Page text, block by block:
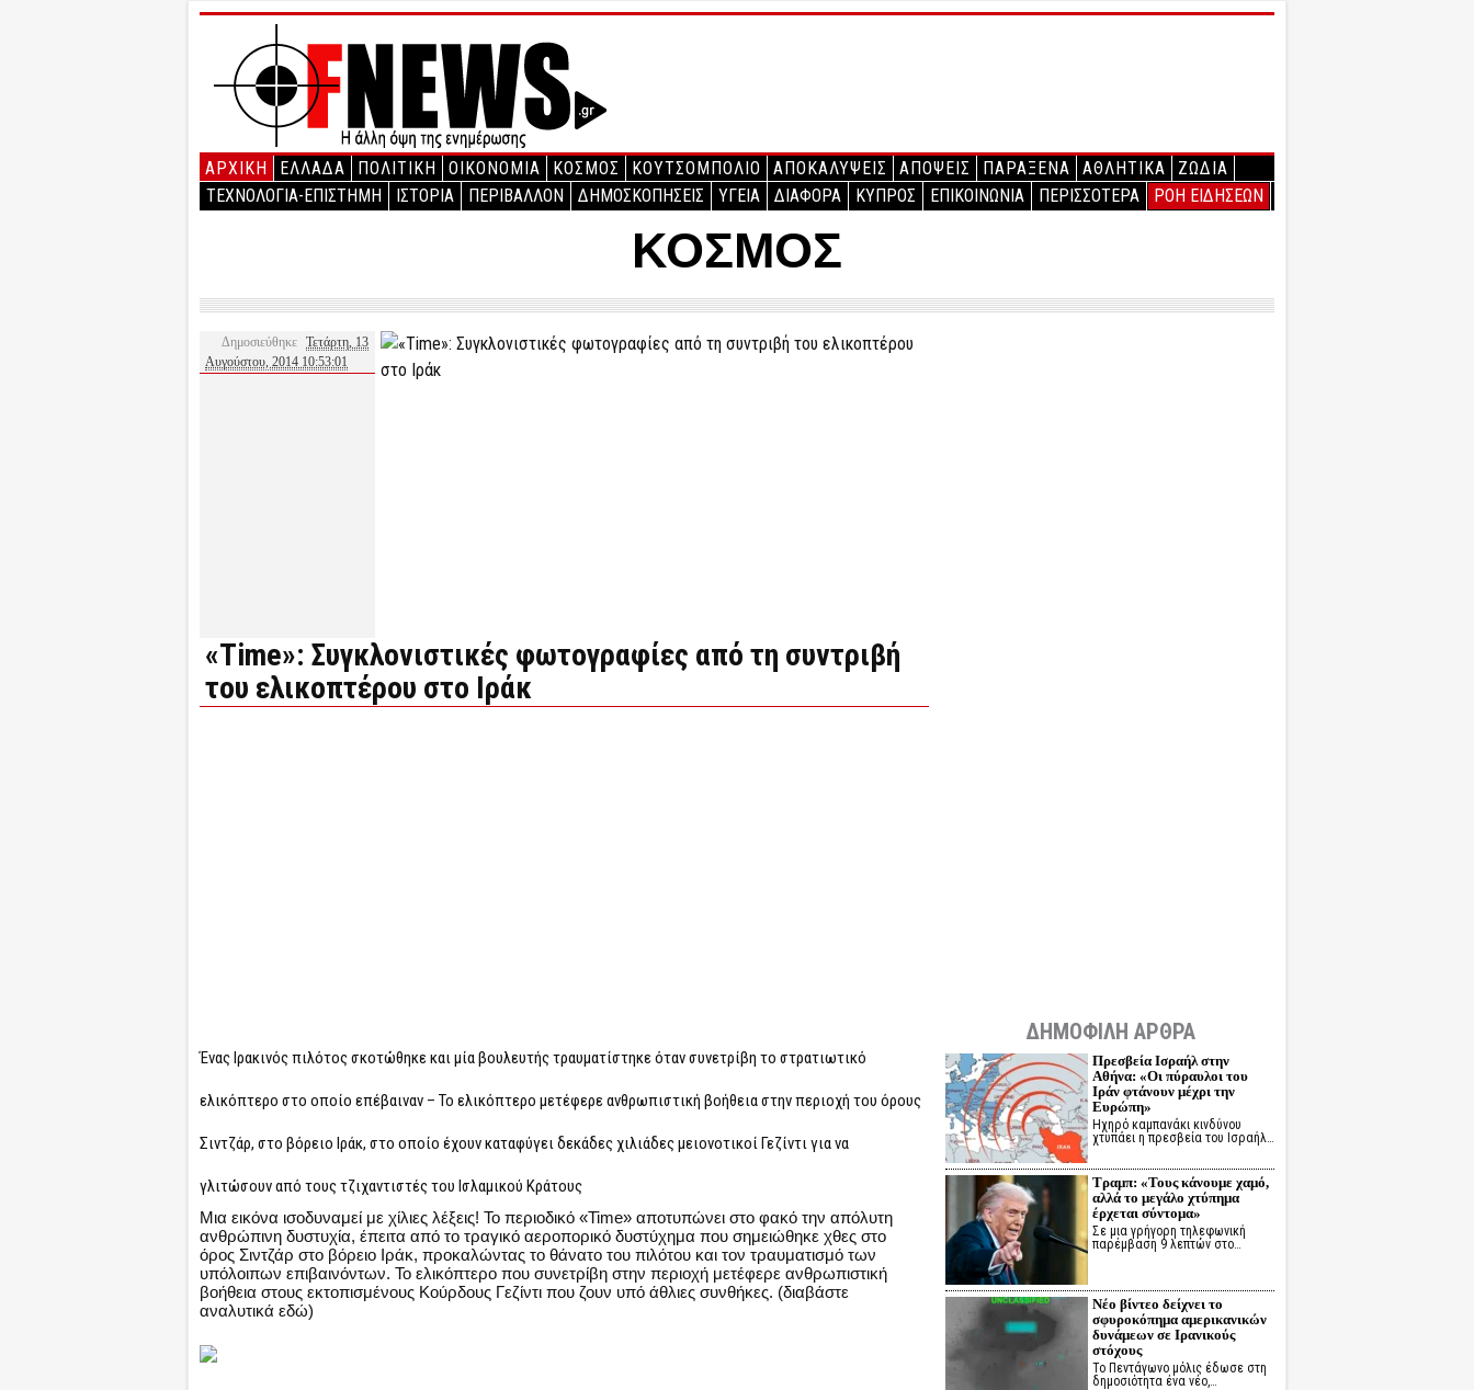
ΑΡΧΙΚΉ ΕΛΛΑΔΑ ΠΟΛΙΤΙΚΗ ΟΙΚΟΝΟΜΙΑ ΚΟΣΜΟΣ ΚΟΥΤΣΟΜΠΟΛΙΟ ΑΠΟΚΑΛΥΨΕΙΣ ΑΠΟΨΕΙΣ ΠΑΡΑΞΕΝΑ ΑΘΛΗΤΙΚΑ
ΖΩΔΙΑ
ΤΕΧΝΟΛΟΓΙΑ-ΕΠΙΣΤΗΜΗ
ΙΣΤΟΡΙΑ ΠΕΡΙΒΑΛΛΟΝ ΔΗΜΟΣΚΟΠΗΣΕΙΣ ΥΓΕΙΑ ΔΙΑΦΟΡΑ ΚΥΠΡΟΣ ΕΠΙΚΟΙΝΩΝΙΑ ΠΕΡΙΣΣΟΤΕΡΑ ΡΟΗ ΕΙΔΗΣΕΩΝ
ΚΟΣΜΟΣ
Δημοσιεύθηκε Τετάρτη, 13
Αυγούστου, 2014 10:53:01
«Time»: Συγκλονιστικές φωτογραφίες από τη συντριβή
του ελικοπτέρου στο Ιράκ
Ένας Ιρακινός πιλότος σκοτώθηκε και μία βουλευτής τραυματίστηκε όταν συνετρίβη το στρατιωτικό
ελικόπτερο στο οποίο επέβαιναν – Το ελικόπτερο μετέφερε ανθρωπιστική βοήθεια στην περιοχή του όρους
Σιντζάρ, στο βόρειο Ιράκ, στο οποίο έχουν καταφύγει δεκάδες χιλιάδες μειονοτικοί Γεζίντι για να
γλιτώσουν από τους τζιχαντιστές του Ισλαμικού Κράτους
Μια εικόνα ισοδυναμεί με χίλιες λέξεις! Το περιοδικό «Time» αποτυπώνει στο φακό την απόλυτη
ανθρώπινη δυστυχία, έπειτα από το τραγικό αεροπορικό δυστύχημα που σημειώθηκε χθες στο
όρος Σιντζάρ στο βόρειο Ιράκ, προκαλώντας το θάνατο του πιλότου και τον τραυματισμό των
υπόλοιπων επιβαινόντων. Το ελικόπτερο που συνετρίβη στην περιοχή μετέφερε ανθρωπιστική
βοήθεια στους εκτοπισμένους Κούρδους Γεζίντι που ζουν υπό άθλιες συνθήκες. (διαβάστε
αναλυτικά εδώ)
ΔΗΜΟΦΙΛΗ ΑΡΘΡΑ
Πρεσβεία Ισραήλ στην
Αθήνα: «Οι πύραυλοι του
Ιράν φτάνουν μέχρι την
Ευρώπη»
Ηχηρό καμπανάκι κινδύνου
χτυπάει η πρεσβεία του Ισραήλ…
Τραμπ: «Τους κάνουμε χαμό,
αλλά το μεγάλο χτύπημα
έρχεται σύντομα»
Σε μια γρήγορη τηλεφωνική
παρέμβαση 9 λεπτών στο…
Νέο βίντεο δείχνει το
σφυροκόπημα αμερικανικών
δυνάμεων σε Ιρανικούς
στόχους
Το Πεντάγωνο μόλις έδωσε στη
δημοσιότητα ένα νέο,…